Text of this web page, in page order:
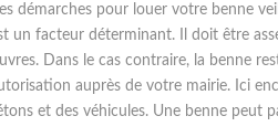
démarches pour louer votre benne
un facteur déterminant. Il doit être
Dans le cas contraire, la benne
auprès de votre mairie. Ici
et des véhicules. Une benne peut